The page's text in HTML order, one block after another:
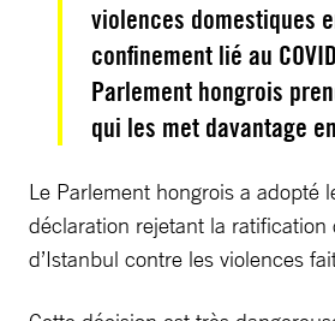
violences domestiques
confinement lié au
Parlement hongrois
qui les met davantage
Le Parlement hongrois a adopté
déclaration rejetant la ratification
d’Istanbul contre les violences